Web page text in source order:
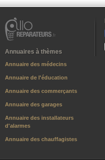
Annuaires à thèmes
Annuaire des médecins
Annuaire de l'éducation
Annuaire des commerçants
Annuaire des garages
Annuaire des installateurs
d'alarmes
Annuaire des chauffagistes